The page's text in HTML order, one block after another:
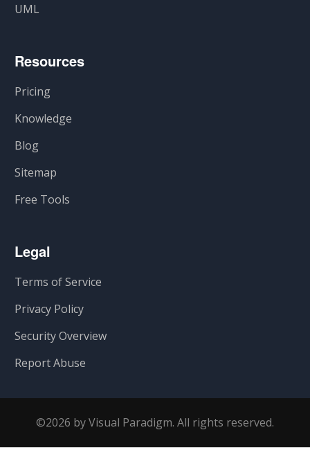
UML
Resources
Pricing
Knowledge
Blog
Sitemap
Free Tools
Legal
Terms of Service
Privacy Policy
Security Overview
Report Abuse
©2026 by Visual Paradigm. All rights reserved.